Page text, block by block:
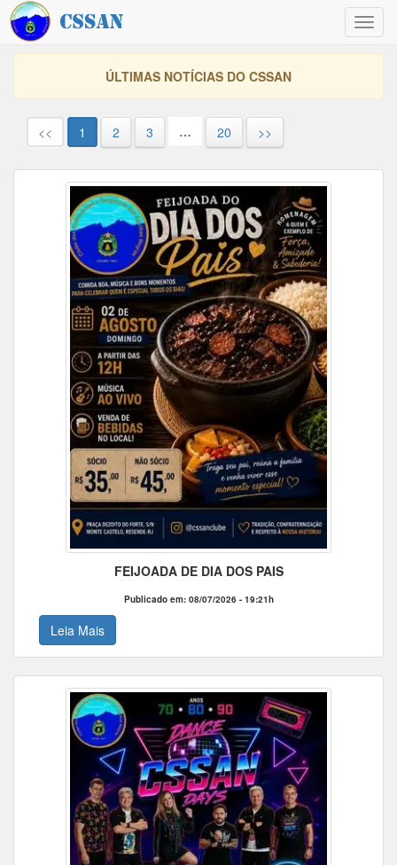
ÚLTIMAS NOTÍCIAS DO CSSAN
<< 1 2 3 … 20 >>
FEIJOADA DE DIA DOS PAIS
Publicado em: 08/07/2026 - 19:21h
Leia Mais